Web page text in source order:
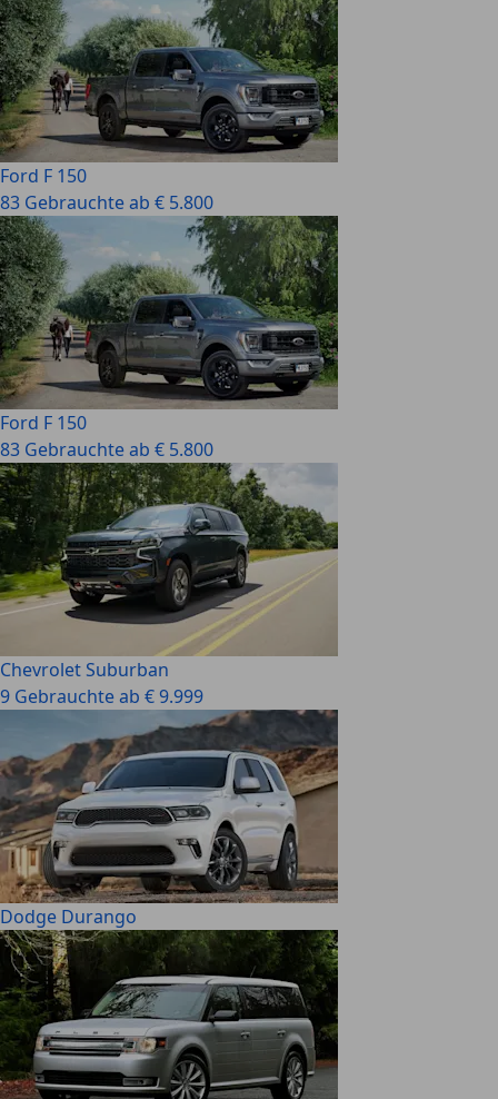
Ford F 150
83 Gebrauchte ab € 5.800
Ford F 150
83 Gebrauchte ab € 5.800
Chevrolet Suburban
9 Gebrauchte ab € 9.999
Dodge Durango